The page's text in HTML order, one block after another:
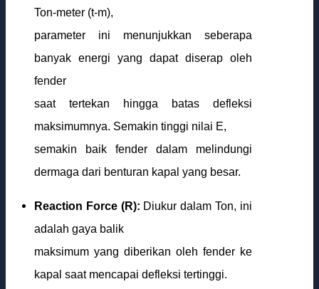
Ton-meter (t-m),
parameter ini menunjukkan seberapa
banyak energi yang dapat diserap oleh
fender
saat tertekan hingga batas defleksi
maksimumnya. Semakin tinggi nilai E,
semakin baik fender dalam melindungi
dermaga dari benturan kapal yang besar.
Reaction Force (R): Diukur dalam Ton, ini
adalah gaya balik
maksimum yang diberikan oleh fender ke
kapal saat mencapai defleksi tertinggi.